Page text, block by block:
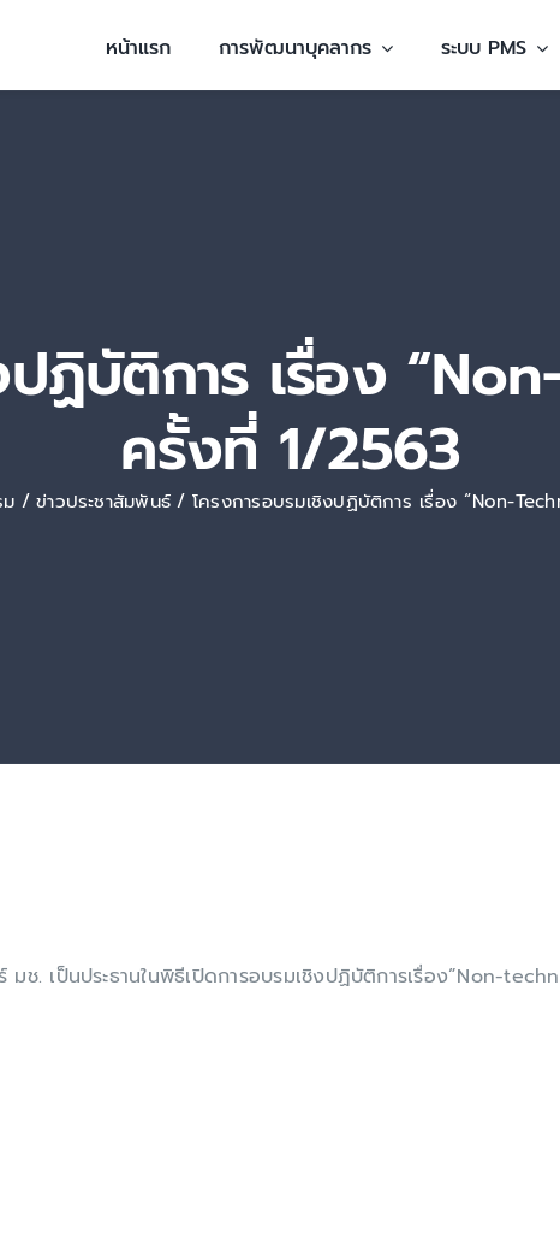
หน้าแรก การพัฒนาบุคลากร ระบบ PMS
ปฏิบัติการ เรื่อง
ครั้งที่ 1/2563
ข่าวประชาสัมพันธ์ โครงการอบรมเชิงปฏิบัติการ เรื่อง “Non-
เป็น​ประธาน​ใน​พิธี​เปิด​การ​อบรม​เชิง​ปฏิบัติการ​เรื่อง​”Non-